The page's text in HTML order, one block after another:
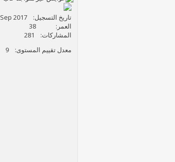
تاريخ التسجيل
Sep 2017
العمر
38
المشاركات
281
معدل تقييم المستوى
9